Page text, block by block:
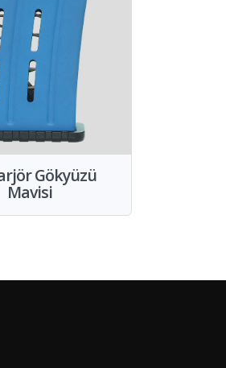
Gökyüzü
Mavisi